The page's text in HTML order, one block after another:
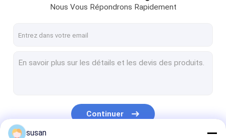
Nous Vous Répondrons Rapidement
Continuer
susan